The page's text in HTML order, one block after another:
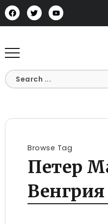
Browse Tag
Петер
Венгрия